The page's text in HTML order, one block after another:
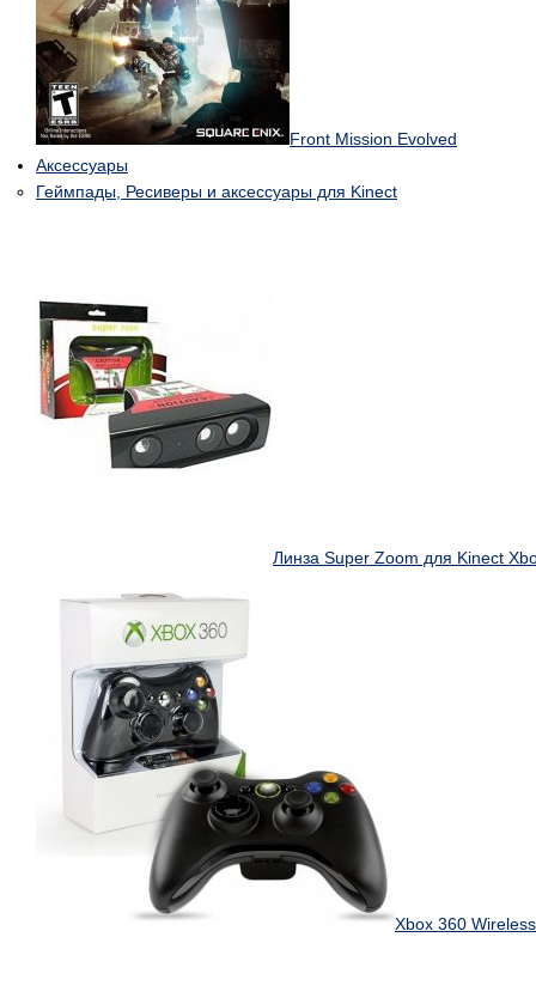
Front Mission Evolved
Аксессуары
Геймпады, Ресиверы и аксессуары для Kinect
Линза Super Zoom для Kinect
Xbox 360